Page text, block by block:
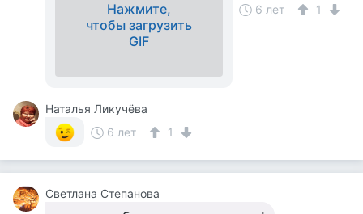
Нажмите,
чтобы загрузить
GIF
6 лет 1
Наталья Ликучёва
6 лет
1
Светлана Степанова